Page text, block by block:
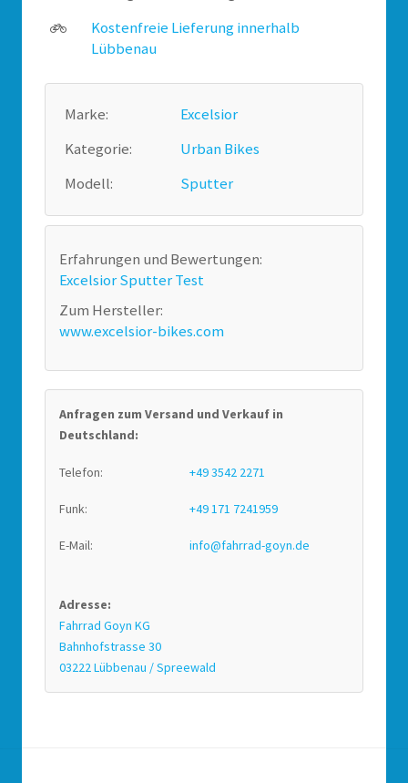
Kostenfreie Lieferung innerhalb
Lübbenau
Marke:
Excelsior
Kategorie:
Urban Bikes
Modell:
Sputter
Erfahrungen und Bewertungen:
Excelsior Sputter Test
Zum Hersteller:
www.excelsior-bikes.com
Anfragen zum Versand und Verkauf in
Deutschland:
Telefon: +49 3542 2271
Funk: +49 171 7241959
E-Mail: info@fahrrad-goyn.de
Adresse:
Fahrrad Goyn KG
Bahnhofstrasse 30
03222 Lübbenau / Spreewald